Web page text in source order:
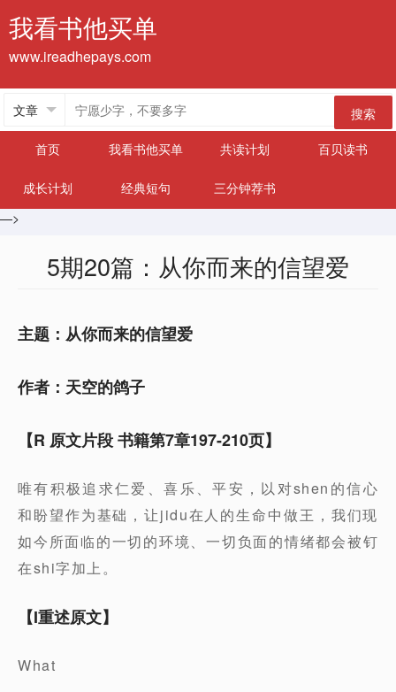
我看书他买单
www.ireadhepays.com
搜索
首页
我看书他买单 共读计划 百贝读书
成长计划 经典短句
三分钟荐书
—>
5期20篇：从你而来的信望爱
主题：从你而来的信望爱
作者：天空的鸽子
【R 原文片段 书籍第7章197-210页】
唯有积极追求仁爱、喜乐、平安，以对shen的信心
和盼望作为基础，让jidu在人的生命中做王，我们现
如今所面临的一切的环境、一切负面的情绪都会被钉
在shi字加上。
【I重述原文】
What